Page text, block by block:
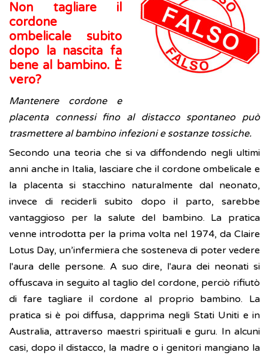
Non tagliare il
cordone
ombelicale subito
dopo la nascita fa
bene al bambino. È
vero?
Mantenere cordone e
placenta connessi fino al distacco spontaneo può
trasmettere al bambino infezioni e sostanze tossiche.
Secondo una teoria che si va diffondendo negli ultimi
anni anche in Italia, lasciare che il cordone ombelicale e
la placenta si stacchino naturalmente dal neonato,
invece di reciderli subito dopo il parto, sarebbe
vantaggioso per la salute del bambino. La pratica
venne introdotta per la prima volta nel 1974, da Claire
Lotus Day, un’infermiera che sosteneva di poter vedere
l'aura delle persone. A suo dire, l'aura dei neonati si
offuscava in seguito al taglio del cordone, perciò rifiutò
di fare tagliare il cordone al proprio bambino. La
pratica si è poi diffusa, dapprima negli Stati Uniti e in
Australia, attraverso maestri spirituali e guru. In alcuni
casi, dopo il distacco, la madre o i genitori mangiano la